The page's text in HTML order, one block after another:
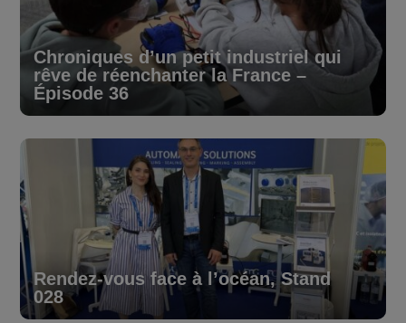
Chroniques d’un petit industriel qui
rêve de réenchanter la France –
Épisode 36
Rendez-vous face à l’océan, Stand
028